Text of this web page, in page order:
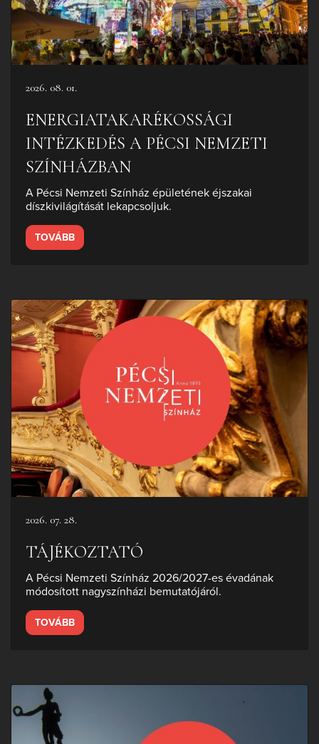
2026. 08. 01.
ENERGIATAKARÉKOSSÁGI
INTÉZKEDÉS A PÉCSI NEMZETI
SZÍNHÁZBAN
A Pécsi Nemzeti Színház épületének éjszakai
díszkivilágítását lekapcsoljuk.
TOVÁBB
2026. 07. 28.
TÁJÉKOZTATÓ
A Pécsi Nemzeti Színház 2026/2027-es évadának
módosított nagyszínházi bemutatójáról.
TOVÁBB